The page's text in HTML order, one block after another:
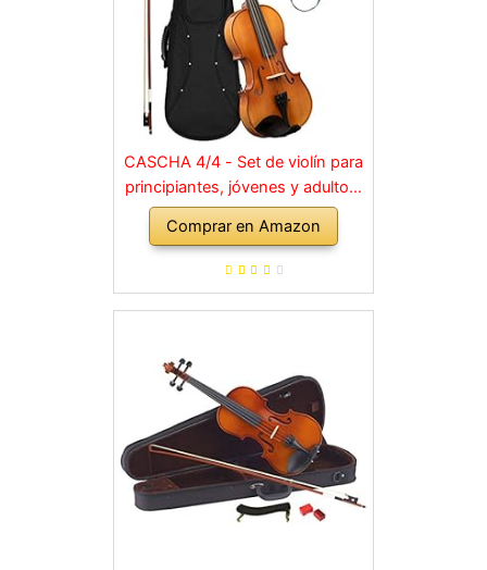
CASCHA 4/4 - Set de violín para
principiantes, jóvenes y adultos,
violín macizo con arco, colofonia,
cuerdas de repuesto, soporte
para hombro, maletín, abeto
Comprar en Amazon